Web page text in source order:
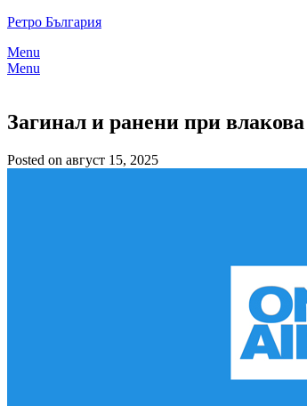
Skip
content
Ретро България
Menu
Menu
Загинал и ранени при
Posted on август 15, 2025